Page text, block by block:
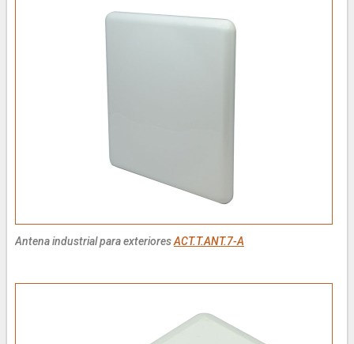
Antena industrial para exterioresACT.T.ANT.7-A